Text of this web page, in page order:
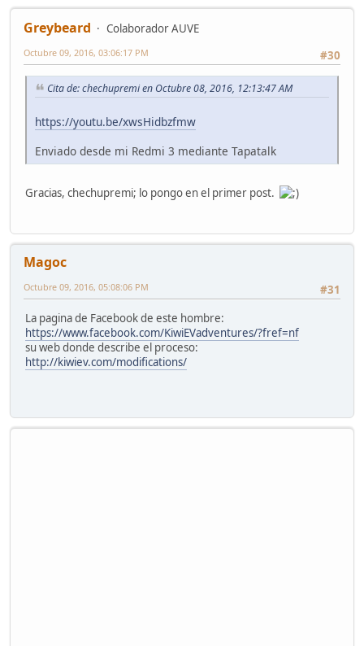
Greybeard
Colaborador AUVE
#30
Octubre 09, 2016, 03:06:17 PM
Cita de: chechupremi en Octubre 08, 2016, 12:13:47 AM
https://youtu.be/xwsHidbzfmw
Enviado desde mi Redmi 3 mediante Tapatalk
Gracias, chechupremi; lo pongo en el primer post.
Magoc
#31
Octubre 09, 2016, 05:08:06 PM
La pagina de Facebook de este hombre:
https://www.facebook.com/KiwiEVadventures/?fref=nf
su web donde describe el proceso:
http://kiwiev.com/modifications/